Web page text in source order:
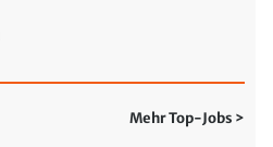
Mehr Top-Jobs >